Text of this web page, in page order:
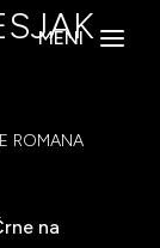
MENI
ROMANA
na